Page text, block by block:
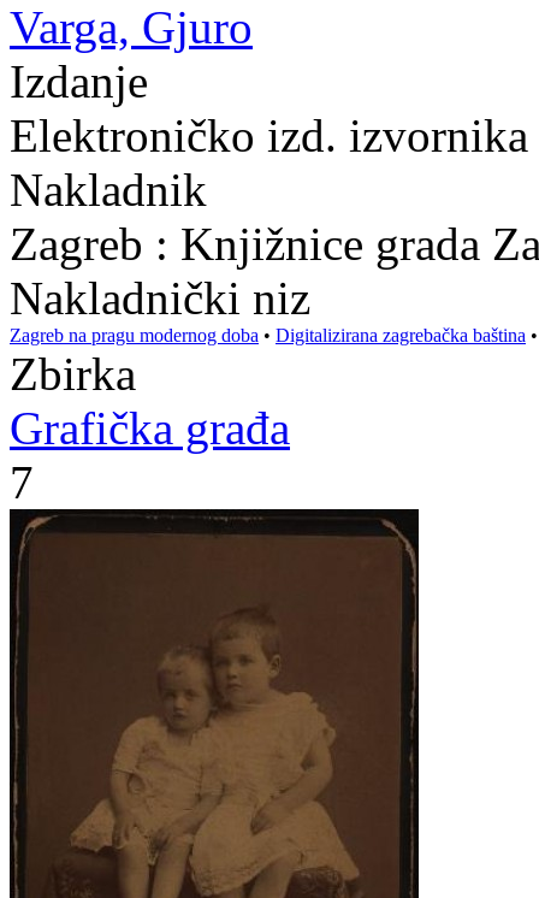
Varga, Gjuro
Izdanje
Elektroničko izd. izvornika
Nakladnik
Zagreb : Knjižnice grada
Nakladnički niz
Zagreb na pragu modernog doba • Digitalizirana zagrebačka baština
Zbirka
Grafička građa
7